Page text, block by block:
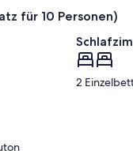
für 10 Personen)
2